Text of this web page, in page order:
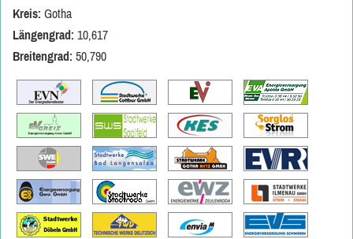
Kreis: Gotha
Längengrad: 10,617
Breitengrad: 50,790